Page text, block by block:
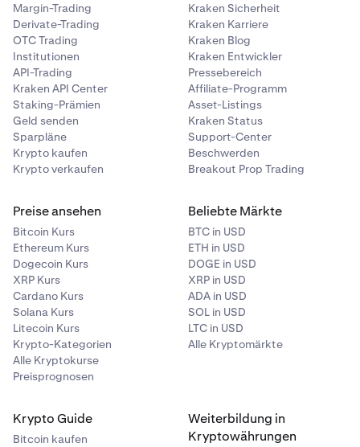
Margin-Trading
Derivate-Trading
OTC Trading
Institutionen
API-Trading
Kraken API Center
Staking-Prämien
Geld senden
Sparpläne
Krypto kaufen
Krypto verkaufen
Kraken Sicherheit
Kraken Karriere
Kraken Blog
Kraken Entwickler
Pressebereich
Affiliate-Programm
Asset-Listings
Kraken Status
Support-Center
Beschwerden
Breakout Prop Trading
Preise ansehen
Bitcoin Kurs
Ethereum Kurs
Dogecoin Kurs
XRP Kurs
Cardano Kurs
Solana Kurs
Litecoin Kurs
Krypto-Kategorien
Alle Kryptokurse
Preisprognosen
Beliebte Märkte
BTC in USD
ETH in USD
DOGE in USD
XRP in USD
ADA in USD
SOL in USD
LTC in USD
Alle Kryptomärkte
Krypto Guide
Bitcoin kaufen
Weiterbildung in
Kryptowährungen